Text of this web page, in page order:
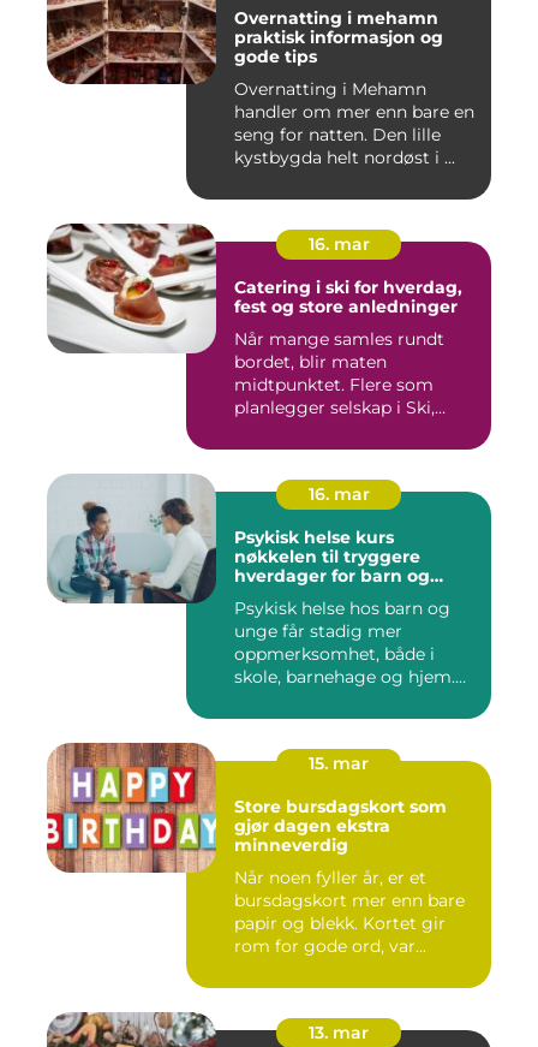
Overnatting i mehamn
praktisk informasjon og
gode tips
Overnatting i Mehamn
handler om mer enn bare en
seng for natten. Den lille
kystbygda helt nordøst i ...
16. mar
Catering i ski for hverdag,
fest og store anledninger
Når mange samles rundt
bordet, blir maten
midtpunktet. Flere som
planlegger selskap i Ski,
16. mar
Psykisk helse kurs
nøkkelen til tryggere
hverdager for barn og
Psykisk helse hos barn og
unge får stadig mer
oppmerksomhet, både i
skole, barnehage og hjem.
15. mar
Store bursdagskort som
gjør dagen ekstra
minneverdig
Når noen fyller år, er et
bursdagskort mer enn bare
papir og blekk. Kortet gir
rom for gode ord, var...
13. mar